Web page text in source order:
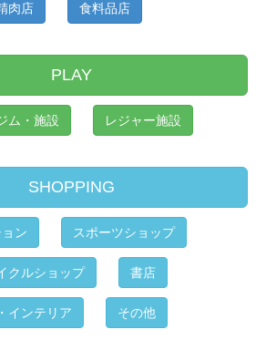
肉店 食料品店
PLAY
ム・施設 レジャー施設
SHOPPING
ン スポーツショップ
クルショップ 書店
インテリア その他